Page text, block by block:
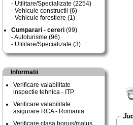
Utilitare/Specializate (2254)
Vehicule constructii (6)
Vehicule forestiere (1)
Cumparari - cereri (99)
Autoturisme (96)
Utilitare/Specializate (3)
Informatii
Verificare valabilitate
inspectie tehnica - ITP
Verificare valabilitate
asigurare RCA - Romania
Verificare clasa bonus/malus